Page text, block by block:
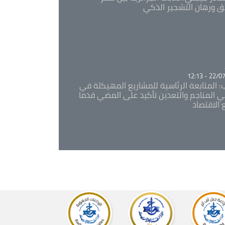
ورهان التشجير الذكي
22/07/
المتابعة الرئاسية للمشاريع المهيكلة في
المناجم والتعدين تأكيد على المضي قدما
الاقتصاد